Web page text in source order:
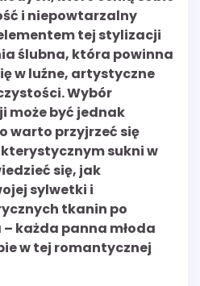
i niepowtarzalny
tej stylizacji
ślubna, która powinna
w luźne, artystyczne
Wybór
może być jednak
warto przyjrzeć się
sukni w
się, jak
sylwetki i
tkanin po
każda panna młoda
w tej romantycznej